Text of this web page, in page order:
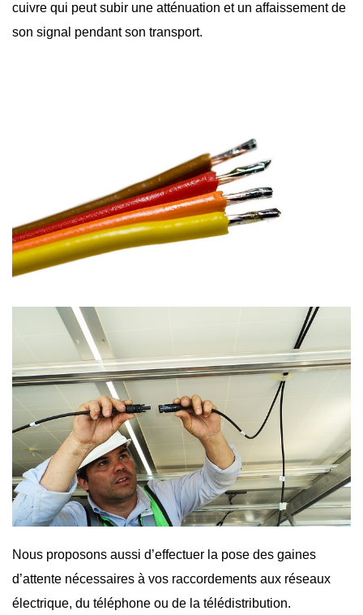
cuivre qui peut subir une atténuation et un affaissement de
son signal pendant son transport.
Nous proposons aussi d’effectuer la pose des gaines
d’attente nécessaires à vos raccordements aux réseaux
électrique, du téléphone ou de la télédistribution.